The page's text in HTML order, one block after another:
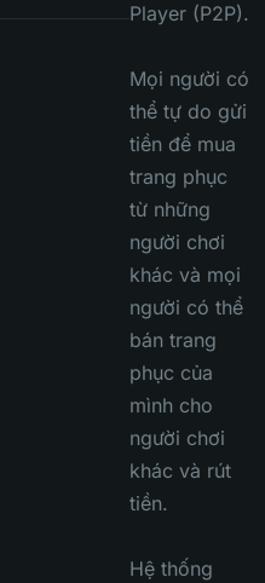
Player (P2P).
Mọi người có
thể tự do gửi
tiền để mua
trang phục
từ những
người chơi
khác và mọi
người có thể
bán trang
phục của
mình cho
người chơi
khác và rút
tiền.
Hệ thống